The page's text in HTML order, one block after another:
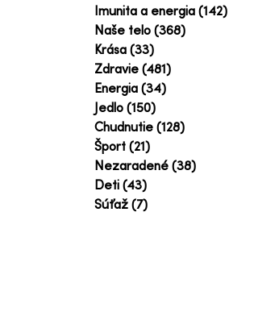
Imunita a energia (142)
Naše telo (368)
Krása (33)
Zdravie (481)
Energia (34)
Jedlo (150)
Chudnutie (128)
Šport (21)
Nezaradené (38)
Deti (43)
Súťaž (7)